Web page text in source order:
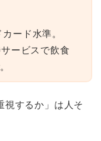
ード水準。
サービスで飲食
視するか」は人そ